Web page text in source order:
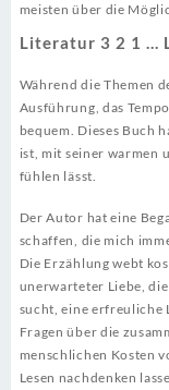
meisten über die
Literatur 3 2 1 …
Während die Themen
Ausführung, das
bequem. Dieses Buch
ist, mit seiner warmen
fühlen lässt.
Der Autor hat eine
schaffen, die mich
Die Erzählung webt
unerwarteter Liebe,
sucht, eine erfreuliche
Fragen über die
menschlichen Kosten
Lesen nachdenken